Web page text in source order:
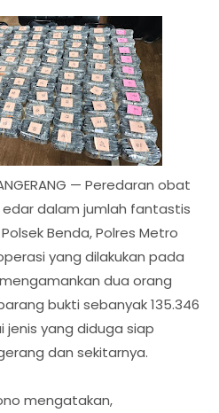
— Peredaran obat
dalam jumlah fantastis
Benda, Polres Metro
yang dilakukan pada
dua orang
bukti sebanyak 135.346
yang diduga siap
dan sekitarnya.
mengatakan,